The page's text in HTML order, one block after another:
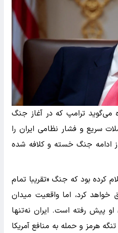
می‌گوید ترامپ که در آغاز جنگ
سریع و فشار نظامی ایران را
از ادامه جنگ خسته و کلافه شده
کرده بود که جنگ «تقریبا تمام
خواهد کرد، اما واقعیت میدان
پیش رفته است. ایران نه‌تنها
هرمز و حمله به منافع آمریکا